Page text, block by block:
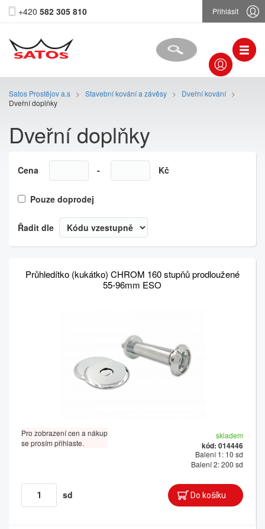
+420 582 305 810 Přihlásit
Satos Prostějov a.s > Stavební kování a závěsy > Dveřní kování >
Dveřní doplňky
Dveřní doplňky
Cena - Kč
Pouze doprodej
Řadit dle
Průhledítko (kukátko) CHROM 160 stupňů prodloužené
55-96mm ESO
Pro zobrazení cen a nákup
se prosím přihlaste.
skladem
kód: 014446
Balení 1: 10 sd
Balení 2: 200 sd
sd